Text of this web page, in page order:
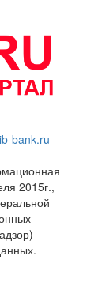
bank.ru
2015г.,